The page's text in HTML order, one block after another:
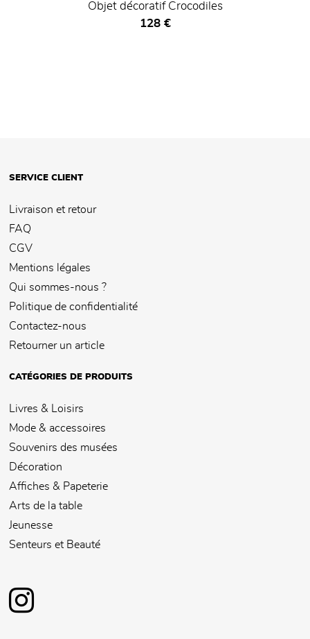
Objet décoratif Crocodiles
Prix ​​actuel
128 €
SERVICE CLIENT
Livraison et retour
FAQ
CGV
Mentions légales
Qui sommes-nous ?
Politique de confidentialité
Contactez-nous
Retourner un article
CATÉGORIES DE PRODUITS
Livres & Loisirs
Mode & accessoires
Souvenirs des musées
Décoration
Affiches & Papeterie
Arts de la table
Jeunesse
Senteurs et Beauté